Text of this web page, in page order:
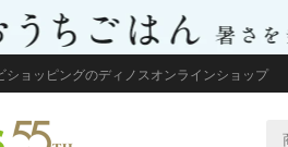
ショッピングのディノスオンラインショップ